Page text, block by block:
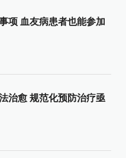
项 血友病患者也能参加
治愈 规范化预防治疗亟